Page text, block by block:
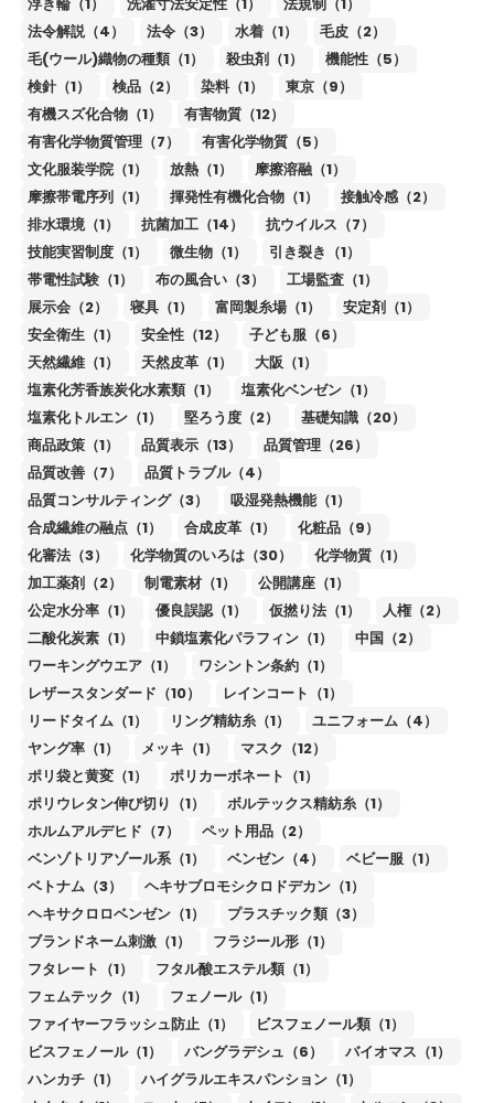
法令解説（4）
法令（3） 水着（1）
毛皮（2）
毛(ウール)織物の種類（1）
殺虫剤（1）
機能性（5）
検針（1）
検品（2） 染料（1）
東京（9）
有機スズ化合物（1）
有害物質（12）
有害化学物質管理（7）
有害化学物質（5）
文化服装学院（1）
放熱（1）
摩擦溶融（1）
摩擦帯電序列（1）
揮発性有機化合物（1）
接触冷感（2）
排水環境（1）
抗菌加工（14）
抗ウイルス（7）
技能実習制度（1）
微生物（1）
引き裂き（1）
帯電性試験（1）
布の風合い（3）
工場監査（1）
展示会（2）
寝具（1） 富岡製糸場（1）
安定剤（1）
安全衛生（1）
安全性（12）
子ども服（6）
天然繊維（1）
天然皮革（1）
大阪（1）
塩素化芳香族炭化水素類（1）
塩素化ベンゼン（1）
塩素化トルエン（1）
堅ろう度（2）
基礎知識（20）
商品政策（1）
品質表示（13）
品質管理（26）
品質改善（7）
品質トラブル（4）
品質コンサルティング（3）
吸湿発熱機能（1）
合成繊維の融点（1）
合成皮革（1）
化粧品（9）
化審法（3）
化学物質のいろは（30）
化学物質（1）
加工薬剤（2）
制電素材（1）
公開講座（1）
公定水分率（1）
優良誤認（1） 仮撚り法（1）
人権（2）
二酸化炭素（1）
中鎖塩素化パラフィン（1）
中国（2）
ワーキングウエア（1）
ワシントン条約（1）
レザースタンダード（10）
レインコート（1）
リードタイム（1）
リング精紡糸（1）
ユニフォーム（4）
ヤング率（1）
メッキ（1）
マスク（12）
ポリ袋と黄変（1）
ポリカーボネート（1）
ポリウレタン伸び切り（1）
ボルテックス精紡糸（1）
ホルムアルデヒド（7）
ペット用品（2）
ベンゾトリアゾール系（1）
ベンゼン（4）
ベビー服（1）
ベトナム（3）
ヘキサブロモシクロドデカン（1）
ヘキサクロロベンゼン（1）
プラスチック類（3）
ブランドネーム刺激（1）
フラジール形（1）
フタレート（1）
フタル酸エステル類（1）
フェムテック（1）
フェノール（1）
ファイヤーフラッシュ防止（1）
ビスフェノール類（1）
ビスフェノール（1）
バングラデシュ（6）
バイオマス（1）
ハンカチ（1）
ハイグラルエキスパンション（1）